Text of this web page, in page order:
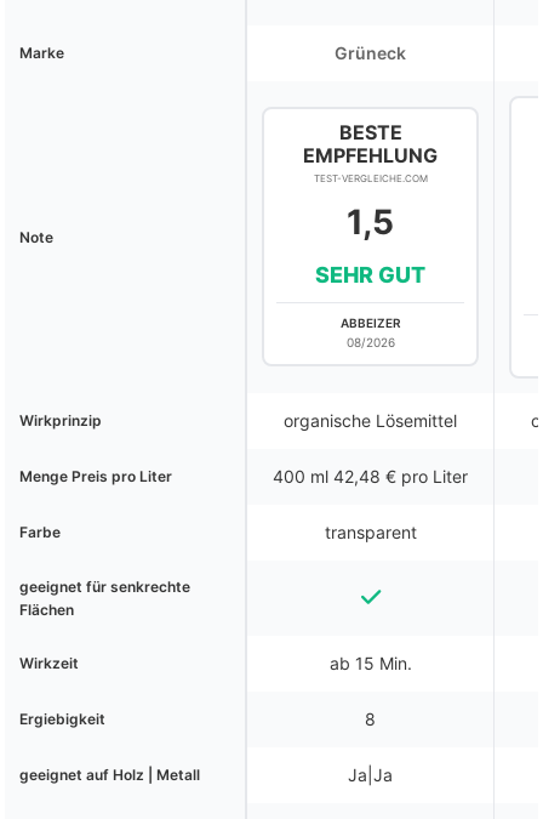
Marke Grüneck
Note
BESTE
EMPFEHLUNG
TEST-VERGLEICHE.COM
1,5
SEHR GUT
ABBEIZER
08/2026
Wirkprinzip organische Lösemittel
Menge Preis pro Liter 400 ml 42,48 € pro Liter
Farbe transparent
geeignet für senkrechte
Flächen
Wirkzeit ab 15 Min.
Ergiebigkeit 8
geeignet auf Holz | Metall Ja|Ja